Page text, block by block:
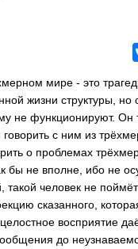
мире - это
жизни структуры, но
не функционируют.
с ним из
о проблемах
бы не вполне, ибо не
человек не
сказанного,
восприятие
до